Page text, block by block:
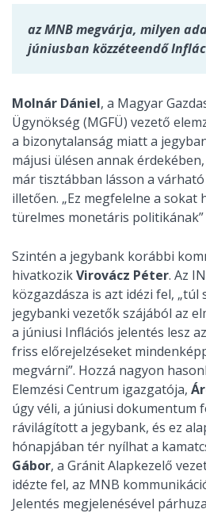
az MNB megvárja, milyen
júniusban közzéteendő
Molnár Dániel, a Magyar
Ügynökség (MGFÜ) vezető
a bizonytalanság miatt a
májusi ülésen annak
már tisztábban lásson a
illetően. „Ez megfelelne a
türelmes monetáris politikának”
Szintén a jegybank korábbi
hivatkozikVirovácz Péter. Az
közgazdásza is azt idézi fel,
jegybanki vezetők szájából az
a júniusi Inflációs jelentés lesz
friss előrejelzéseket
megvárni”. Hozzá nagyon
Elemzési Centrum igazgatója,
úgy véli, a júniusi dokumentum
rávilágított a jegybank, és ez
hónapjában tér nyílhat a
Gábor, a Gránit Alapkezelő
idézte fel, az MNB
Jelentés megjelenésével